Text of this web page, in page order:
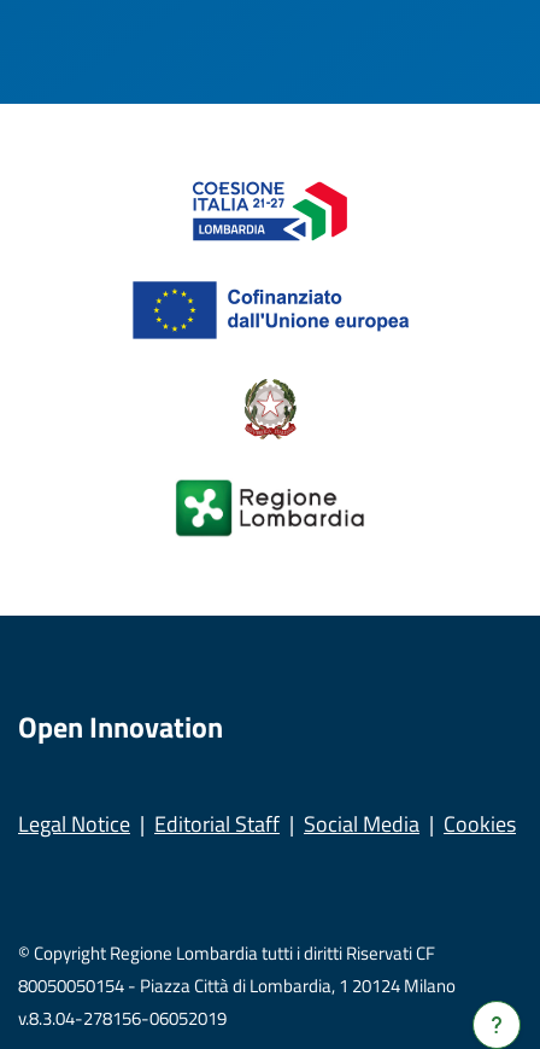
Verrà
Open Innovation
Legal Notice Editorial Staff Social Media Cookies
© Copyright Regione Lombardia tutti i diritti Riservati CF
80050050154 - Piazza Città di Lombardia, 1 20124 Milano
v.8.3.04-278156-06052019